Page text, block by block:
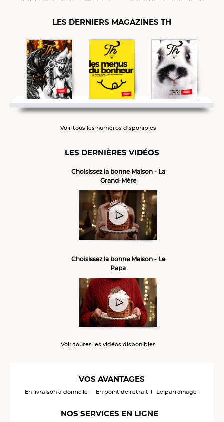
LES DERNIERS MAGAZINES TH
Voir tous les numéros disponibles
LES DERNIÈRES VIDÉOS
Choisissez la bonne Maison - La
Grand-Mère
Choisissez la bonne Maison - Le
Papa
Voir toutes les vidéos disponibles
VOS AVANTAGES
En livraison à domicile En point de retrait Le parrainage
NOS SERVICES EN LIGNE